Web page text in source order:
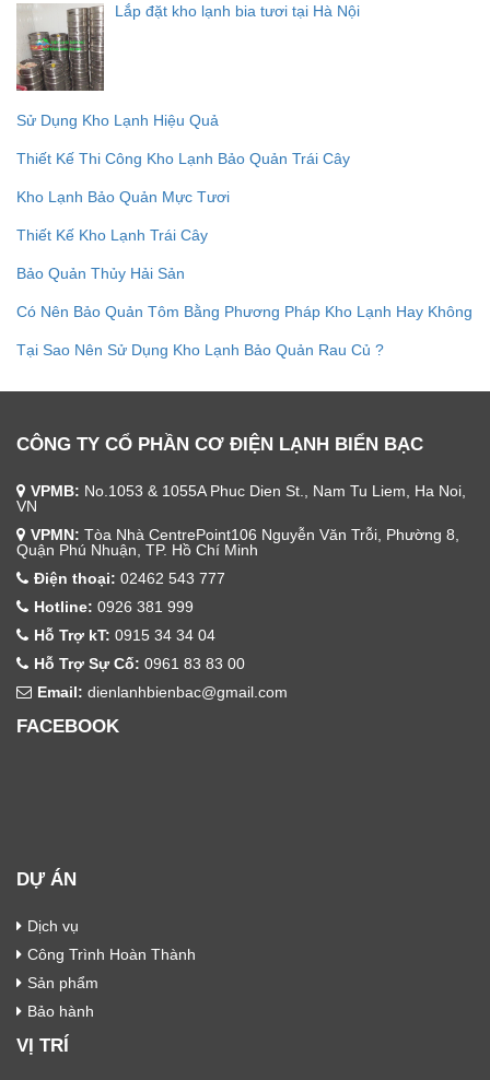
Lắp đặt kho lạnh bia tươi tại Hà Nội
Sử Dụng Kho Lạnh Hiệu Quả
Thiết Kế Thi Công Kho Lạnh Bảo Quản Trái Cây
Kho Lạnh Bảo Quản Mực Tươi
Thiết Kế Kho Lạnh Trái Cây
Bảo Quản Thủy Hải Sản
Có Nên Bảo Quản Tôm Bằng Phương Pháp Kho Lạnh Hay Không
Tại Sao Nên Sử Dụng Kho Lạnh Bảo Quản Rau Củ ?
CÔNG TY CỔ PHẦN CƠ ĐIỆN LẠNH BIỂN BẠC
VPMB: No.1053 & 1055A Phuc Dien St., Nam Tu Liem, Ha Noi,
VN
VPMN: Tòa Nhà CentrePoint106 Nguyễn Văn Trỗi, Phường 8,
Quận Phú Nhuận, TP. Hồ Chí Minh
Điện thoại: 02462 543 777
Hotline: 0926 381 999
Hỗ Trợ kT: 0915 34 34 04
Hỗ Trợ Sự Cố: 0961 83 83 00
Email: dienlanhbienbac@gmail.com
FACEBOOK
DỰ ÁN
Dịch vụ
Công Trình Hoàn Thành
Sản phẩm
Bảo hành
VỊ TRÍ